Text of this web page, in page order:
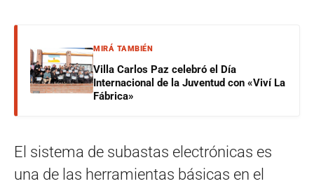
MIRÁ TAMBIÉN
Villa Carlos Paz celebró el Día
Internacional de la Juventud con «Viví La
Fábrica»
El sistema de subastas electrónicas es
una de las herramientas básicas en el